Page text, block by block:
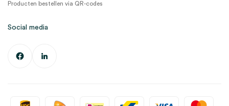
Producten bestellen via QR-codes
Social media